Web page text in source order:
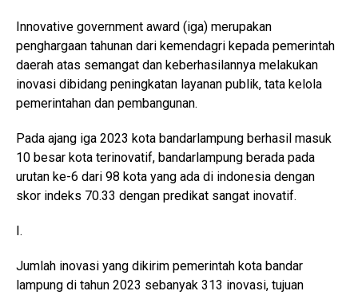
Innovative government award (iga) merupakan
penghargaan tahunan dari kemendagri kepada pemerintah
daerah atas semangat dan keberhasilannya melakukan
inovasi dibidang peningkatan layanan publik, tata kelola
pemerintahan dan pembangunan.
Pada ajang iga 2023 kota bandarlampung berhasil masuk
10 besar kota terinovatif, bandarlampung berada pada
urutan ke-6 dari 98 kota yang ada di indonesia dengan
skor indeks 70.33 dengan predikat sangat inovatif.
I.
Jumlah inovasi yang dikirim pemerintah kota bandar
lampung di tahun 2023 sebanyak 313 inovasi, tujuan